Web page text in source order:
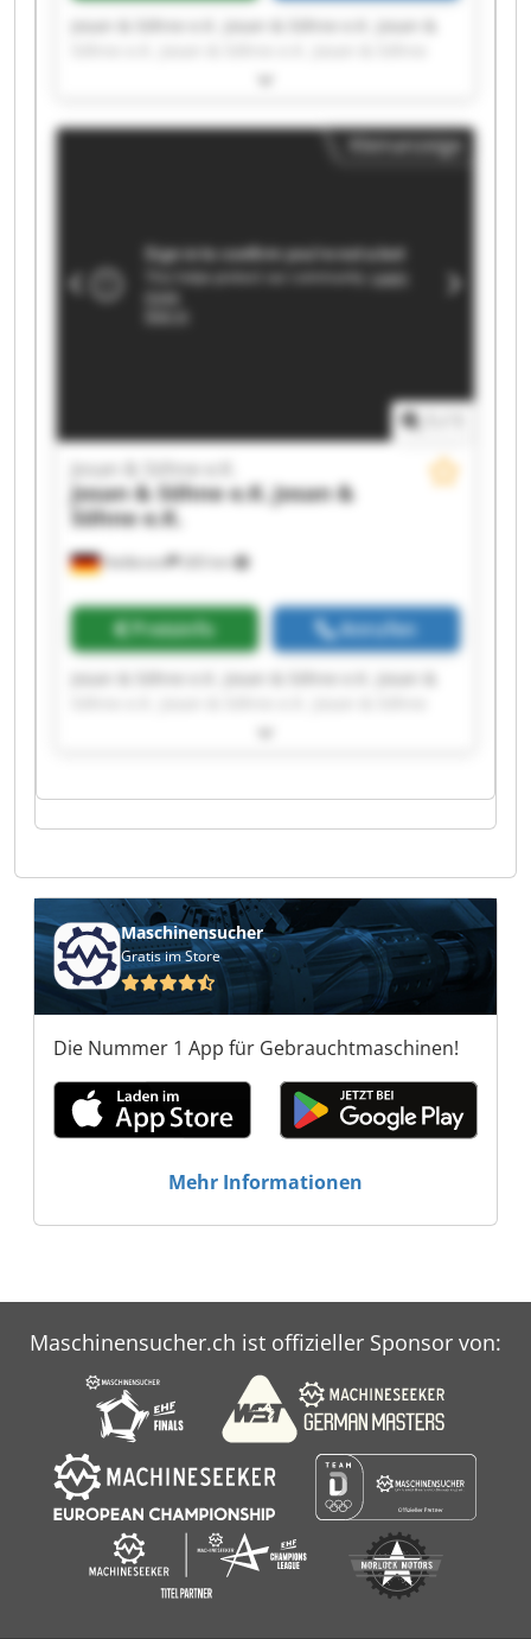
Josan & Söhne e.K. Josan & Söhne e.K. Josan &
e.K. Josan & Söhne e.K. Josan & Söhne e.K. Josan
e.K. Josan & Söhne e.K. Josan & Söhne e.K. Josan
& Söhne e.K. Josan & Söhne e.K. Josan & Söhne
Kleinanzeige
Heilbronn 265 km
Josan & Söhne e.K.
Josan & Söhne e.K.Josan &
Söhne e.K.
Preisinfo Anrufen
Josan & Söhne e.K. Josan & Söhne e.K. Josan &
e.K. Josan & Söhne e.K. Josan & Söhne e.K. Josan
& Söhne e.K. Josan & Söhne e.K. Josan & Söhne
e.K. Josan & Söhne e.K. Josan & Söhne e.K. Josan
e.K.
Maschinensucher
Gratis im Store
Die Nummer 1 App für Gebrauchtmaschinen!
Mehr Informationen
Maschinensucher.ch ist offizieller Sponsor von: